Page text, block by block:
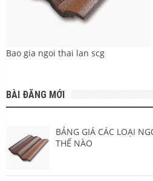
Bao gia ngoi thai lan scg
BÀI ĐĂNG MỚI
BẢNG GIÁ CÁC LOẠI
THẾ NÀO